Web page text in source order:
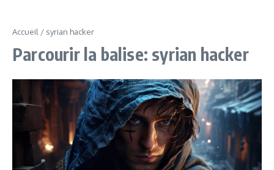
Accueil / syrian hacker
Parcourir la balise: syrian hacker